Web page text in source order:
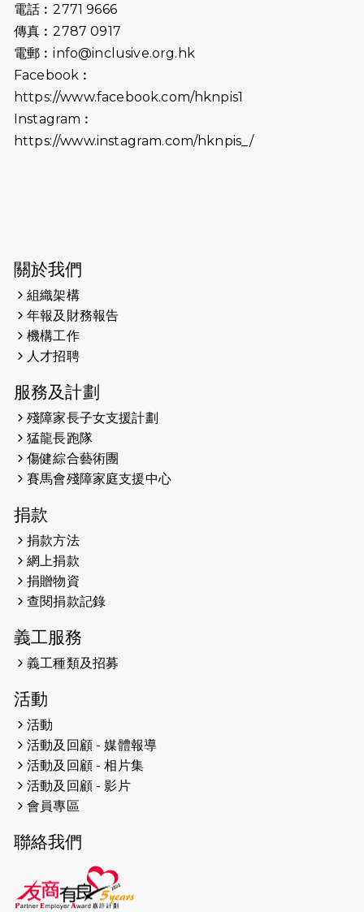
2026-06-25
（19:00開始）
2026-06-18
猛龍長跑隊恆常練習 - 6月18日
2026-06-11
猛龍長跑隊恆常練習 - 6月11日（19:00
2026-05-22
2026-05-21
2026-05-14
（19:00開始）
2026-05-07
開始）
2026-04-30
2026-04-25
2026-04-24
2026-04-23
2026-04-19
2026-04-16
猛龍長跑隊恆常練習 - 4月16日
（19:00開始）
2026-04-12
2026-04-11
2026-04-10 太古家＋賞系列：漫步魔術與音樂
電話︰2771 9666
傳真︰2787 0917
電郵︰info@inclusive.org.hk
Facebook︰
https://www.facebook.com/hknpis1
Instagram︰
https://www.instagram.com/hknpis_/
關於我們
組織架構
年報及財務報告
機構工作
人才招聘
服務及計劃
殘障家長子女支援計劃
猛龍長跑隊
傷健綜合藝術團
賽馬會殘障家庭支援中心
捐款
捐款方法
網上捐款
捐贈物資
查閱捐款記錄
義工服務
義工種類及招募
活動
活動
活動及回顧 - 媒體報導
活動及回顧 - 相片集
活動及回顧 - 影片
會員專區
聯絡我們